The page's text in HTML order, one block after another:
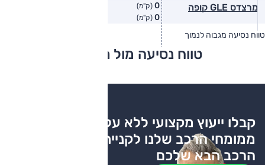
מרצדס GLE קופה 0 (ק"מ)
0 (ק"מ)
טווח נסיעה מגבוה לנמוך
טווח נסיעה מול מתחרים
קבלו ייעוץ מקצועי ללא עלות
ממומחי הרכב שלנו לקניית
הרכב הבא שלכם